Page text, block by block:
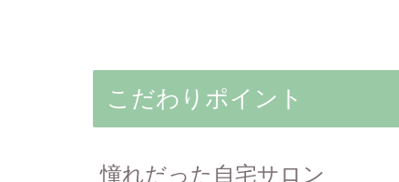
こだわりポイント
憧れだった自宅サロン